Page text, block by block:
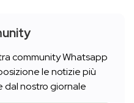
community Whatsapp
le notizie più
nostro giornale